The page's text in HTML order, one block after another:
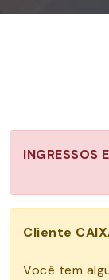
INGRESSOS
Cliente
Você tem